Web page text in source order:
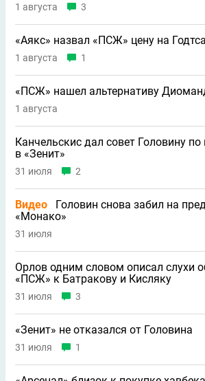
1 августа 3
«Аякс» назвал «ПСЖ» цену на Годтса
1 августа 1
«ПСЖ» нашел альтернативу
1 августа
Канчельскис дал совет Головину по
в «Зенит»
31 июля 2
Видео
Головин снова забил на
«Монако»
31 июля
Орлов одним словом описал слухи
«ПСЖ» к Батракову и Кисляку
31 июля 3
«Зенит» не отказался от Головина
31 июля 1